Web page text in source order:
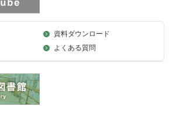
資料ダウンロード
よくある質問